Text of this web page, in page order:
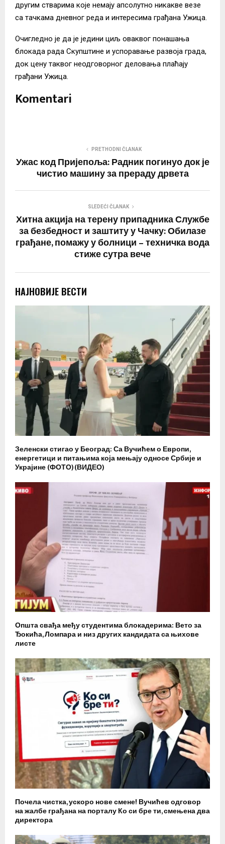
другим стварима које немају апсолутно никакве везе
са тачкама дневног реда и интересима грађана Ужица.
Очигледно је да је једини циљ оваквог понашања
блокада рада Скупштине и успоравање развоја града,
док цену таквог неодговорног деловања плаћају
грађани Ужица.
Komentari
PRETHODNI ČLANAK
Ужас код Пријепоља: Радник погинуо док је
чистио машину за прераду дрвета
SLEDEĆI ČLANAK
Хитна акција на терену припадника Службе
за безбедност и заштиту у Чачку: Обилазе
грађане, помажу у болници – техничка вода
стиже сутра вече
НАЈНОВИЈЕ ВЕСТИ
Зеленски стигао у Београд: Са Вучићем о Европи,
енергетици и питањима која мењају односе Србије и
Украјине (ФОТО)(ВИДЕО)
Општа свађа међу студентима блокадерима: Вето за
Ђокића, Ломпара и низ других кандидата са њихове
листе
Почела чистка, ускоро нове смене! Вучићев одговор
на жалбе грађана на порталу Ко си бре ти, смењена два
директора